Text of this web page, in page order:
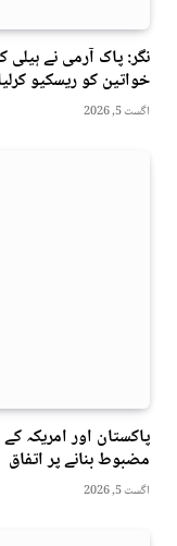
خواتین کو ریسکیو
اگست 5, 2026
پاکستان اور امریکہ
مضبوط بنانے پر اتفاق
اگست 5, 2026